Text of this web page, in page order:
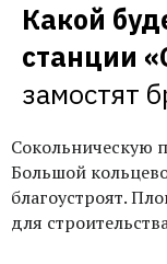
Какой
станции
замостят
Сокольническую
Большой
благоустроят.
для